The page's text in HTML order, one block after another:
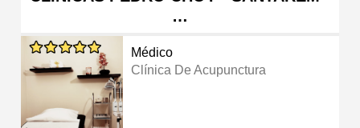
…
Médico
Clínica De Acupunctura